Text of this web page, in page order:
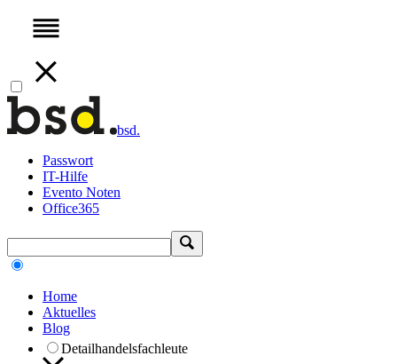
bsd.
Passwort
IT-Hilfe
Evento Noten
Office365
Home
Aktuelles
Blog
Detailhandelsfachleute